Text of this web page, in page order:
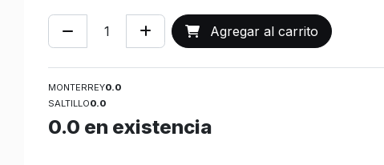
Agregar al carrito
MONTERREY0.0
SALTILLO0.0
0.0 en existencia